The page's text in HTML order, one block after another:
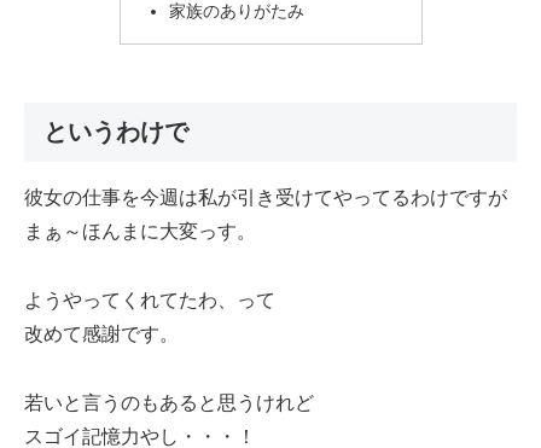
家族のありがたみ
というわけで
彼女の仕事を今週は私が引き受けてやってるわけですが
まぁ～ほんまに大変っす。
ようやってくれてたわ、って
改めて感謝です。
若いと言うのもあると思うけれど
スゴイ記憶力やし・・・！